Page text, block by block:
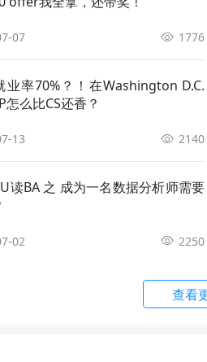
MS in
全硕士 MS in
MS in Data
MS in Data
MS in
MS in
07 1776
业率70%？！在Washington D.C.
怎么比CS还香？
13 2140
读BA 之 成为一名数据分析师需要
02 2250
查看